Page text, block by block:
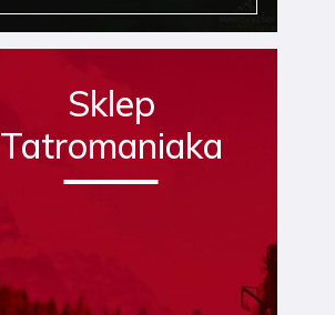
Sklep
Tatromaniaka